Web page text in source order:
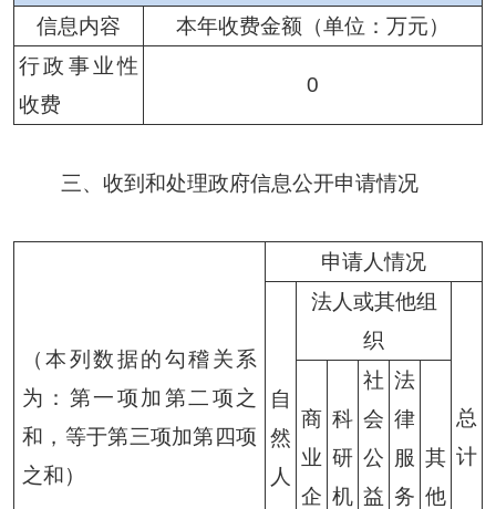
信息内容
本年收费金额（单位：万元）
行政事业性
收费
0
三、收到和处理政府信息公开申请情况
（本列数据的勾稽关系
为：第一项加第二项之
和，等于第三项加第四项
之和）
申请人情况
自
然
人
法人或其他组
织
总
计
商
业
企
科
研
机
社
会
公
益
法
律
服
务
其
他